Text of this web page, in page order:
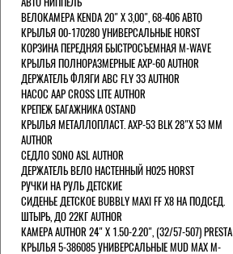
ВЕЛОКАМЕРА KENDA 20" Х 3,00", 68-406 АВТО
КРЫЛЬЯ 00-170280 УНИВЕРСАЛЬНЫЕ HORST
КОРЗИНА ПЕРЕДНЯЯ БЫСТРОСЪЕМНАЯ M-WAVE
КРЫЛЬЯ ПОЛНОРАЗМЕРНЫЕ AXP-60 AUTHOR
ДЕРЖАТЕЛЬ ФЛЯГИ АВС FLY 33 AUTHOR
НАСОС AAP CROSS LITE AUTHOR
КРЕПЕЖ БАГАЖНИКА OSTAND
КРЫЛЬЯ МЕТАЛЛОПЛАСТ. AXP-53 BLK 28"Х 53 ММ
AUTHOR
СЕДЛО SONO ASL AUTHOR
ДЕРЖАТЕЛЬ ВЕЛО НАСТЕННЫЙ H025 HORST
РУЧКИ НА РУЛЬ ДЕТСКИЕ
СИДЕНЬЕ ДЕТСКОЕ BUBBLY MAXI FF X8 НА ПОДСЕД.
ШТЫРЬ, ДО 22КГ AUTHOR
КАМЕРА AUTHOR 24" Х 1.50-2.20", (32/57-507) PRESTA
КРЫЛЬЯ 5-386085 УНИВЕРСАЛЬНЫЕ MUD MAX M-